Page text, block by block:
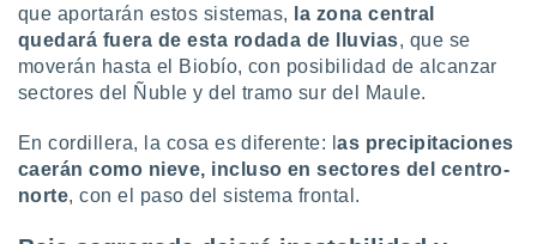
ni para
o
aunque
Puedes
acceder a
abono
que aportarán estos sistemas,
la zona central
quedará fuera de esta rodada de lluvias, que se
moverán hasta el Biobío, con posibilidad de alcanzar
sectores del Ñuble y del tramo sur del Maule.
En cordillera, la cosa es diferente: las precipitaciones
caerán como nieve, incluso en sectores del centro-
norte, con el paso del sistema frontal.